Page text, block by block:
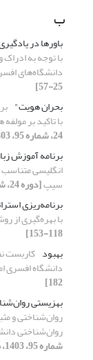
ب
باورها در
با توجه به
دانشگاه‌های
25-57]
بحران هویت"
با تاکید بر
24، شماره 95، 1403، صفحه 212-235]
برنامه آموزش
انگلیسی
سیپ[دوره 24، شماره 94، 1403، صفحه 43-78]
برنامه‌ریزی
با بهره‌گیری از
118-153]
بهبود کاربست
دانشگاه افسری
182]
بهزیستی
روان‌شناختی و
روان‌شناختی
شماره 95، 1403، صفحه 80-117]